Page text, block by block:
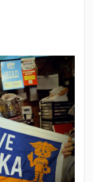
まる子
みともさん
アマンド娘
スエスケイフーズ
オレンジデイズ
ガッツ星人